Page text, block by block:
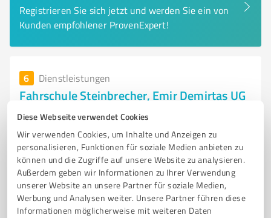
Diese Webseite verwendet Cookies
Wir verwenden Cookies, um Inhalte und Anzeigen zu
personalisieren, Funktionen für soziale Medien anbieten zu
können und die Zugriffe auf unsere Website zu analysieren.
Außerdem geben wir Informationen zu Ihrer Verwendung
unserer Website an unsere Partner für soziale Medien,
Werbung und Analysen weiter. Unsere Partner führen diese
Informationen möglicherweise mit weiteren Daten
Registrieren Sie sich jetzt und werden Sie ein von
Kunden empfohlener ProvenExpert!
6 Dienstleistungen
Fahrschule Steinbrecher, Emir Demirtas UG
Fahrschule Steinbrecher in Bad Kreuznach –
Führerscheinausbildung für alle Klass
FAHRSCHULE BAD KREUZNACH FÜHRERSCHEINKLASSEN FAHRLEHRER
THEORIE UND PRAXIS AUSBILDUNG LKW FÜHRERSCHEIN
MOTORRAD FÜHRERSCHEIN PKW FÜHRERSCHEIN
INDIVIDUELLE BETREUUNG MODERNE LEHRMETHODEN